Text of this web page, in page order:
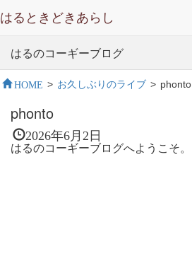
はるときどきあらし
はるのコーギーブログ
HOME > お久しぶりのライブ > phonto
phonto
2026年6月2日
はるのコーギーブログへようこそ。